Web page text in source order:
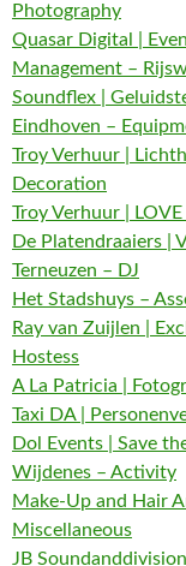
Photography
Quasar Digital |
Management –
Soundflex |
Eindhoven –
Troy Verhuur |
Decoration
Troy Verhuur |
De Platendraaiers |
Terneuzen – DJ
Het Stadshuys –
Ray van Zuijlen |
Hostess
A La Patricia |
Taxi DA |
Dol Events | Save
Wijdenes – Activity
Make-Up and Hair
Miscellaneous
JB